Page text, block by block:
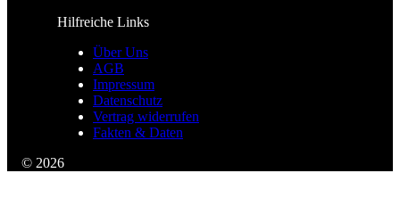
Hilfreiche Links
Über Uns
AGB
Impressum
Datenschutz
Vertrag widerrufen
Fakten & Daten
© 2026